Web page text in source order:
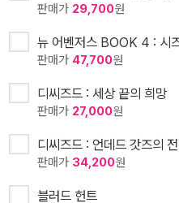
판매가 29,700원
뉴 어벤저스 BOOK 4 : 시
판매가 47,700원
디씨즈드 : 세상 끝의 희망
판매가 27,000원
디씨즈드 : 언데드 갓즈의
판매가 34,200원
블러드 헌트